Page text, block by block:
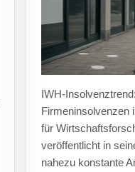
Künstliche
Einfluss sozialer
Untersuchung